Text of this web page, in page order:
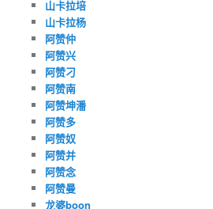
山卡拉培
山卡拉杨
阿赞仲
阿赞兴
阿赞刁
阿赞南
阿赞坤潘
阿赞多
阿赞奴
阿赞并
阿赞念
阿赞曼
龙婆boon